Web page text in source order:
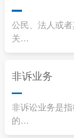
公民、法人或
关…
非诉业务
非诉讼业务是
的…